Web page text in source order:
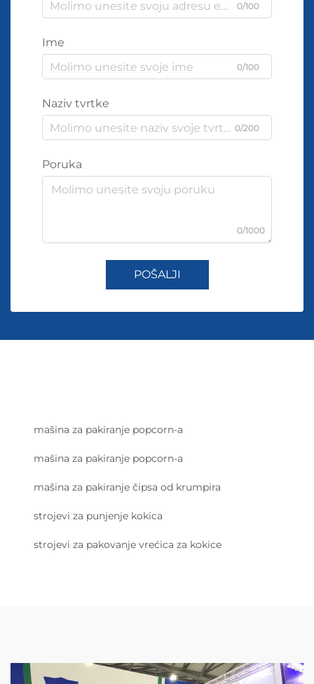
0/100
Ime
0/100
Naziv tvrtke
0/200
Poruka
0/1000
POŠALJI
mašina za pakiranje popcorn-a
mašina za pakiranje popcorn-a
mašina za pakiranje čipsa od krumpira
strojevi za punjenje kokica
strojevi za pakovanje vrećica za kokice